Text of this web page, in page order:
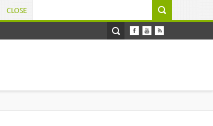
CLOSE